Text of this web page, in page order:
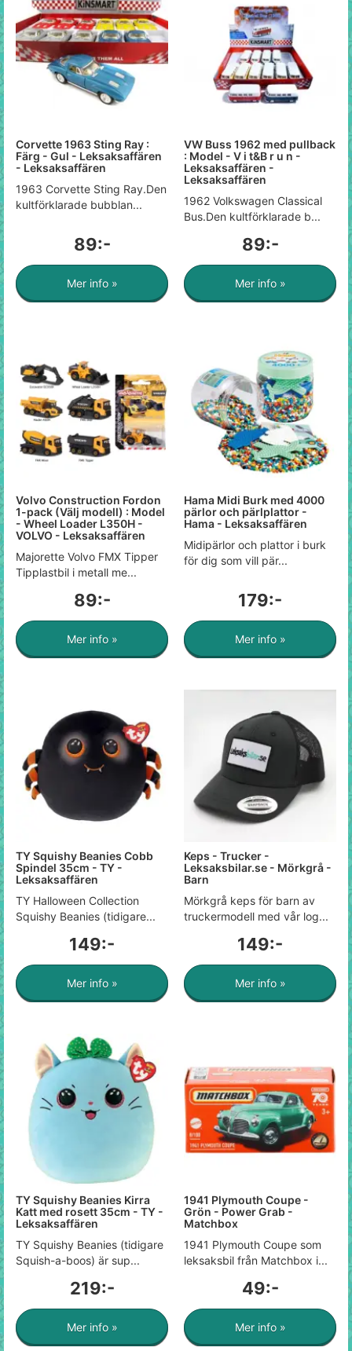
Corvette 1963 Sting Ray :
Färg - Gul - Leksaksaffären
- Leksaksaffären
1963 Corvette Sting Ray.Den
kultförklarade bubblan...
89:-
Mer info »
VW Buss 1962 med pullback
: Model - V i t&B r u n -
Leksaksaffären -
Leksaksaffären
1962 Volkswagen Classical
Bus.Den kultförklarade b...
89:-
Mer info »
Volvo Construction Fordon
1-pack (Välj modell) : Model
- Wheel Loader L350H -
VOLVO - Leksaksaffären
Majorette Volvo FMX Tipper
Tipplastbil i metall me...
89:-
Mer info »
Hama Midi Burk med 4000
pärlor och pärlplattor -
Hama - Leksaksaffären
Midipärlor och plattor i burk
för dig som vill pär...
179:-
Mer info »
TY Squishy Beanies Cobb
Spindel 35cm - TY -
Leksaksaffären
TY Halloween Collection
Squishy Beanies (tidigare...
149:-
Mer info »
Keps - Trucker -
Leksaksbilar.se - Mörkgrå -
Barn
Mörkgrå keps för barn av
truckermodell med vår log...
149:-
Mer info »
TY Squishy Beanies Kirra
Katt med rosett 35cm - TY -
Leksaksaffären
TY Squishy Beanies (tidigare
Squish-a-boos) är sup...
219:-
Mer info »
1941 Plymouth Coupe -
Grön - Power Grab -
Matchbox
1941 Plymouth Coupe som
leksaksbil från Matchbox i...
49:-
Mer info »